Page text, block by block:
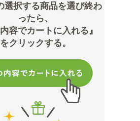
選択する商品を選び終わ
ったら、
内容でカートに入れる』
をクリックする。